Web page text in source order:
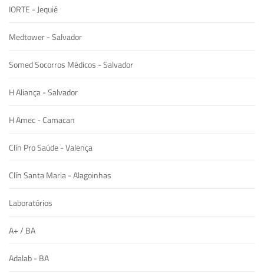
IORTE - Jequié
Medtower - Salvador
Somed Socorros Médicos - Salvador
H Aliança - Salvador
H Amec - Camacan
Clín Pro Saúde - Valença
Clín Santa Maria - Alagoinhas
Laboratórios
A+ / BA
Adalab - BA